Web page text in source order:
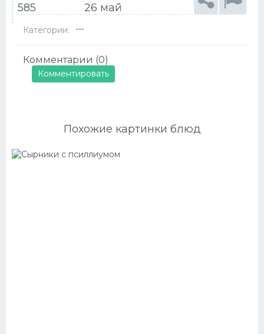
585 26 май
Категории: ---
Комментарии (0)
Комментировать
Похожие картинки блюд